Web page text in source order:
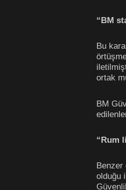
“BM
Bu
ortak
BM
“Rum
Benzer
olduğu